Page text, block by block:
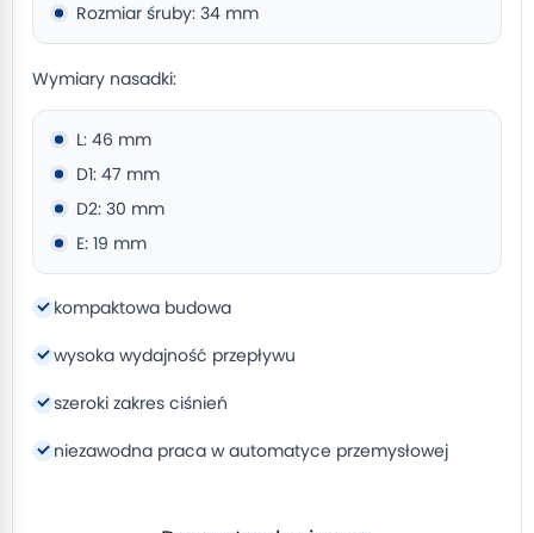
Rozmiar śruby: 34 mm
Wymiary nasadki:
L: 46 mm
D1: 47 mm
D2: 30 mm
E: 19 mm
kompaktowa budowa
wysoka wydajność przepływu
szeroki zakres ciśnień
niezawodna praca w automatyce przemysłowej